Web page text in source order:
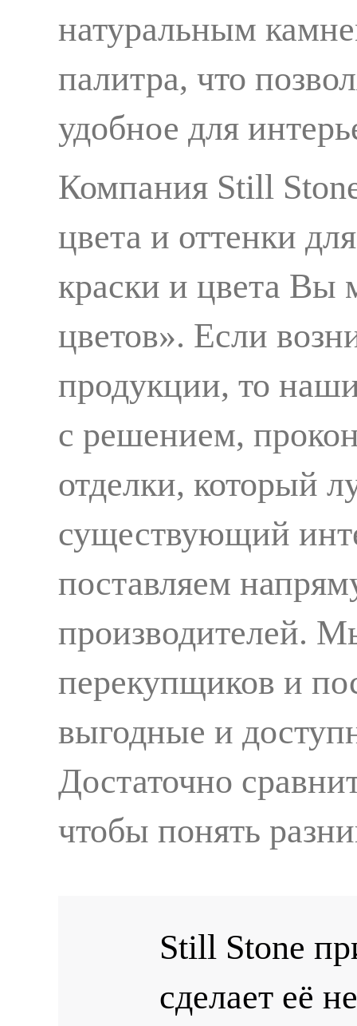
натуральным
палитра, что
удобное для
Компания Still
цвета и оттенки
краски и цвета Вы
цветов». Если
продукции, то
с решением,
отделки, который
существующий
поставляем
производителей.
перекупщиков и
выгодные и
Достаточно
чтобы понять
Still Stone
сделает её